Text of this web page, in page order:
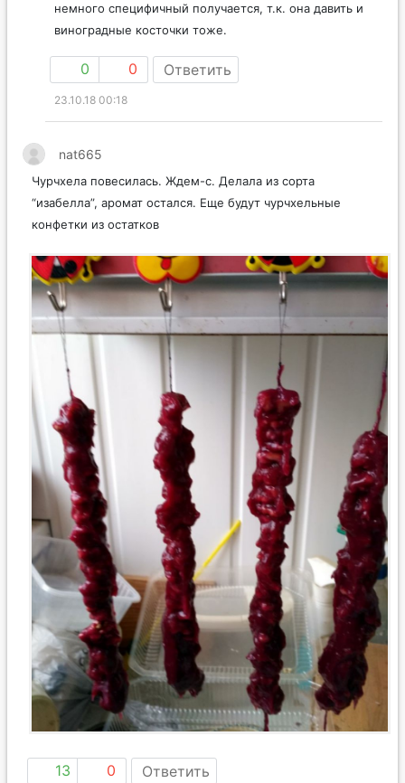
немного специфичный получается, т.к. она давить и
виноградные косточки тоже.
0 0 Ответить
23.10.18 00:18
nat665
Чурчхела повесилась. Ждем-с. Делала из сорта
“изабелла”, аромат остался. Еще будут чурчхельные
конфетки из остатков
13 0 Ответить